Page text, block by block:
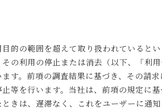
的の範囲を超えて取り扱われていると
の利用の停止または消去（以下、「利
す。前項の調査結果に基づき、その請
等を行います。当社は、前項の規定に
きは、遅滞なく、これをユーザーに通